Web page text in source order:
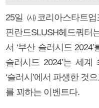
25일 ㈔코리아스타트업
핀란드SLUSH헤드쿼
서 ‘부산 슬러시드
슬러시드 2024’는 세
‘슬러시’에서 파생한 것
를 꾀하는 이벤트다.